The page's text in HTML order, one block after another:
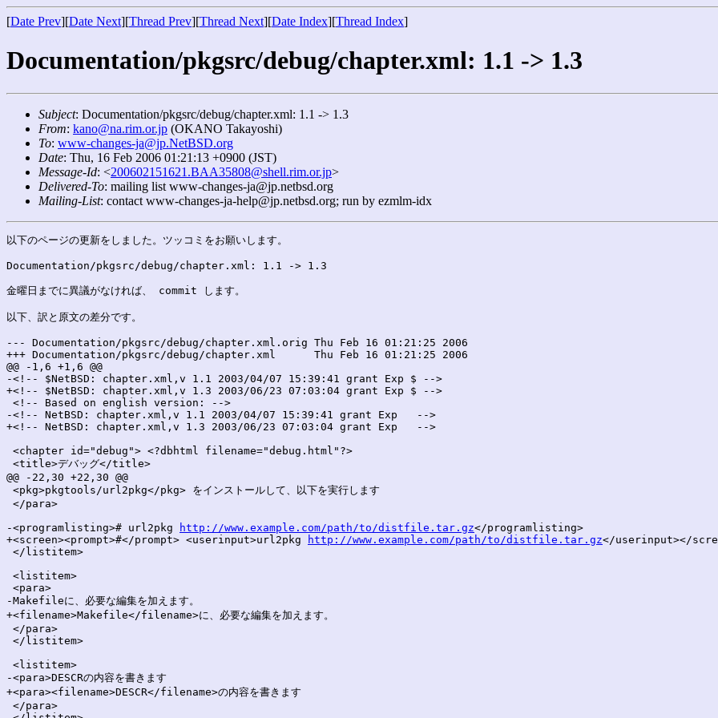
[Date Prev][Date Next][Thread Prev][Thread Next][Date Index][Thread Index]
Documentation/pkgsrc/debug/chapter.xml: 1.1 -> 1.3
Subject: Documentation/pkgsrc/debug/chapter.xml: 1.1 -> 1.3
From: kano@na.rim.or.jp (OKANO Takayoshi)
To: www-changes-ja@jp.NetBSD.org
Date: Thu, 16 Feb 2006 01:21:13 +0900 (JST)
Message-Id: <200602151621.BAA35808@shell.rim.or.jp>
Delivered-To: mailing list www-changes-ja@jp.netbsd.org
Mailing-List: contact www-changes-ja-help@jp.netbsd.org; run by ezmlm-idx
以下のページの更新をしました。ツッコミをお願いします。
Documentation/pkgsrc/debug/chapter.xml: 1.1 -> 1.3
金曜日までに異議がなければ、 commit します。
以下、訳と原文の差分です。
--- Documentation/pkgsrc/debug/chapter.xml.orig	Thu Feb 16 01:21:25 2006
+++ Documentation/pkgsrc/debug/chapter.xml	Thu Feb 16 01:21:25 2006
@@ -1,6 +1,6 @@
-<!-- $NetBSD: chapter.xml,v 1.1 2003/04/07 15:39:41 grant Exp $ -->
+<!-- $NetBSD: chapter.xml,v 1.3 2003/06/23 07:03:04 grant Exp $ -->
<!-- Based on english version: -->
-<!-- NetBSD: chapter.xml,v 1.1 2003/04/07 15:39:41 grant Exp   -->
+<!-- NetBSD: chapter.xml,v 1.3 2003/06/23 07:03:04 grant Exp   -->
<chapter id="debug"> <?dbhtml filename="debug.html"?>
<title>デバッグ</title>
@@ -22,30 +22,30 @@
<pkg>pkgtools/url2pkg</pkg> をインストールして、以下を実行します
</para>
-<programlisting># url2pkg
http://www.example.com/path/to/distfile.tar.gz</programlisting>
+<screen><prompt>#</prompt> <userinput>url2pkg
http://www.example.com/path/to/distfile.tar.gz</userinput></
</listitem>
<listitem>
<para>
-Makefileに、必要な編集を加えます。
+<filename>Makefile</filename>に、必要な編集を加えます。
</para>
</listitem>
<listitem>
-<para>DESCRの内容を書きます
+<para><filename>DESCR</filename>の内容を書きます
</para>